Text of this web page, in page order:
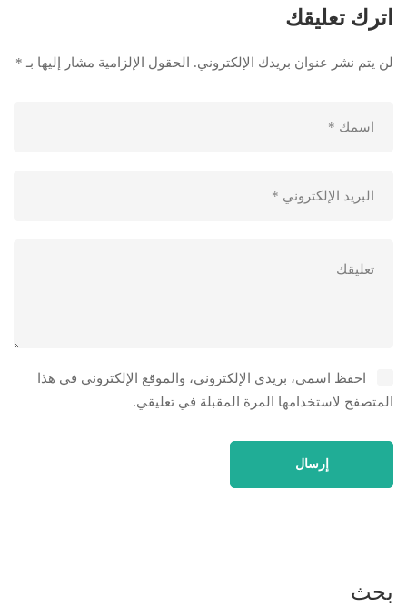
اترك تعليقك
لن يتم نشر عنوان بريدك الإلكتروني. الحقول الإلزامية مشار إليها بـ *
احفظ اسمي، بريدي الإلكتروني، والموقع الإلكتروني في هذا
المتصفح لاستخدامها المرة المقبلة في تعليقي.
بحث